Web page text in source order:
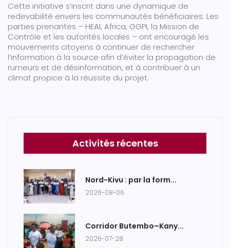
Cette initiative s’inscrit dans une dynamique de
redevabilité envers les communautés bénéficiaires. Les
parties prenantes – HEAL Africa, GGPI, la Mission de
Contrôle et les autorités locales – ont encouragé les
mouvements citoyens à continuer de rechercher
l’information à la source afin d’éviter la propagation de
rumeurs et de désinformation, et à contribuer à un
climat propice à la réussite du projet.
Activités récentes
Nord-Kivu : par la form...
2026-08-06
Corridor Butembo–Kany...
2026-07-28